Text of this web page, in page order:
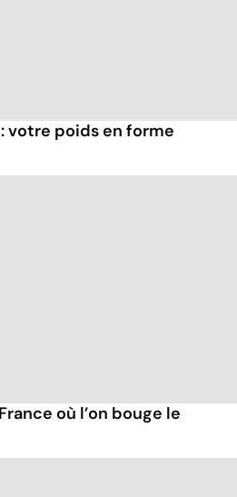
votre poids en forme
où l’on bouge le